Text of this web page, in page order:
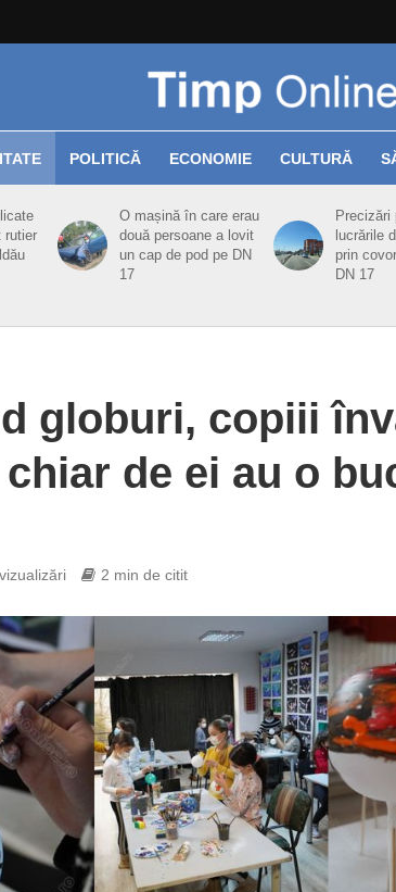
POLITICĂ ECONOMIE CULTURĂ
rutier
O mașină în care erau
două persoane a lovit
un cap de pod pe DN
17
Precizări
lucrările
prin
DN 17
globuri, copiii
de ei au o
2 min de citit